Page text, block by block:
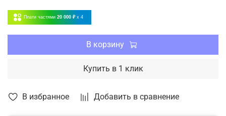
В избранное Добавить в сравнение
Плати частями 20 000 ₽ x 4
В корзину
Купить в 1 клик